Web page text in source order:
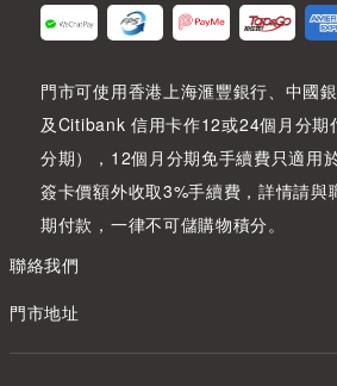
門市可使用香港上海滙豐銀行、中國
及Citibank 信用卡作12或24個月分期
分期），12個月分期免手續費只適用
簽卡價額外收取3%手續費，詳情請與
期付款，一律不可儲購物積分。
聯絡我們
門市地址